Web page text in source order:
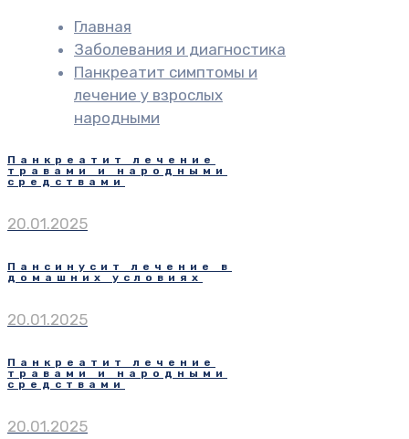
Главная
Заболевания и диагностика
Панкреатит симптомы и
лечение у взрослых
народными
Панкреатит лечение
травами и народными
средствами
20.01.2025
Пансинусит лечение в
домашних условиях
20.01.2025
Панкреатит лечение
травами и народными
средствами
20.01.2025